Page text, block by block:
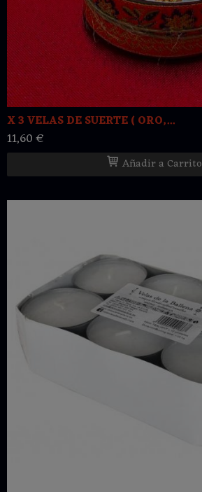
X 3 VELAS DE SUERTE ( ORO,...
11,60 €
Añadir a Carrito